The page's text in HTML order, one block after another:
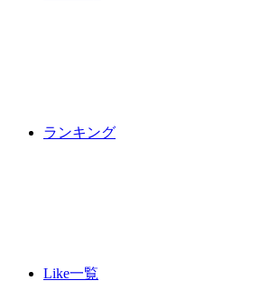
ランキング
Like一覧